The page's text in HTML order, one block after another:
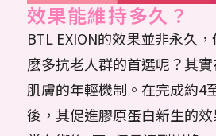
效果能維持多久？
BTL EXION的效果並非永久
麼多抗老人群的首選呢？其實
肌膚的年輕機制。在完成約4
後，其促進膠原蛋白新生的